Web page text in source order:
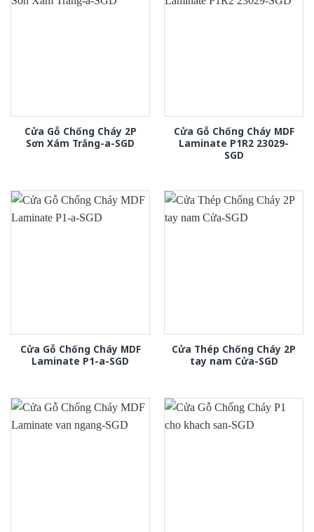
Cửa Gỗ Chống Cháy 2P
Sơn Xám Trắng-a-SGD
Cửa Gỗ Chống Cháy MDF
Laminate P1R2 23029-
SGD
Cửa Gỗ Chống Cháy MDF
Laminate P1-a-SGD
Cửa Thép Chống Cháy 2P
tay nam Cửa-SGD